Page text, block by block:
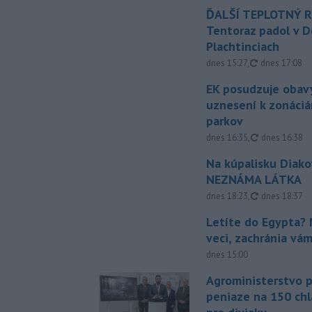
ĎALŠÍ TEPLOTNÝ
Tentoraz padol v
Plachtinciach
dnes 15:27, aktualizované
dnes 17:08
EK posudzuje
uznesení k
parkov
dnes 16:35, aktualizované
dnes 16:38
Na kúpalisku
NEZNÁMA LÁTKA
dnes 18:23, aktualizované
dnes 18:37
Letíte do
veci, zachránia
dnes 15:00
Agroministerstvo
peniaze na 150